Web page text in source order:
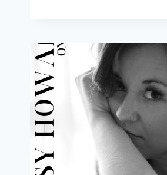
LEMONADE,
ATMOSPHÈRE
AU
CŒUR
DE
ALTERNATIVE